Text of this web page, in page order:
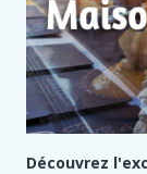
Découvrez